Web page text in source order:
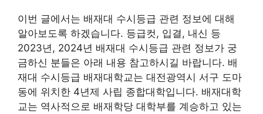
이번 글에서는 배재대 수시등급 관련 정보에 대해
알아보도록 하겠습니다. 등급컷, 입결, 내신 등
2023년, 2024년 배재대 수시등급 관련 정보가 궁
금하신 분들은 아래 내용 참고하시길 바랍니다. 배
재대 수시등급 배재대학교는 대전광역시 서구 도마
동에 위치한 4년제 사립 종합대학입니다. 배재대학
교는 역사적으로 배재학당 대학부를 계승하고 있는